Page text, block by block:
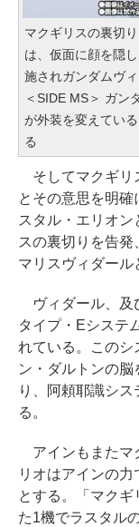
マクギリスの裏切
は、仮面に顔を隠
施されガンダムヴ
＜SIDE MS＞ ガン
が外装を変えてい
る
そしてマクギリ
とその意思を明
スタル・エリオン
スの裏切りを告発
マリスヴィダール
ヴィダール、及
タイプ・Eシステ
れている。このシ
ン・ダルトンの
り、阿頼耶識シ
る。
アインもまたマ
リオはアインの
とする。「マク
た1機でラスタル